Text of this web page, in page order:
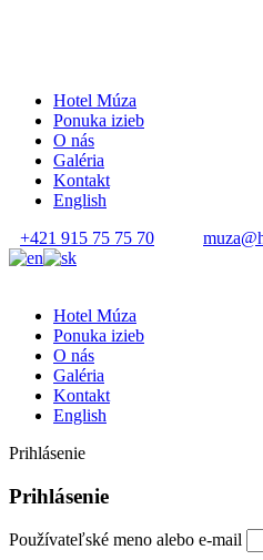
Hotel Múza
Ponuka izieb
O nás
Galéria
Kontakt
English
+421 915 75 75 70
Hotel Múza
Ponuka izieb
O nás
Galéria
Kontakt
English
Prihlásenie
Prihlásenie
Používateľské meno alebo e-mail